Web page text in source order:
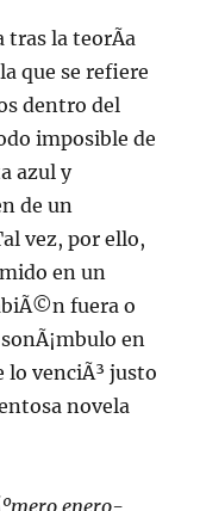
tras la teorÃ­a
que se refiere
dentro del
imposible de
azul y
de un
vez, por ello,
en un
fuera o
en
lo venciÃ³ justo
novela